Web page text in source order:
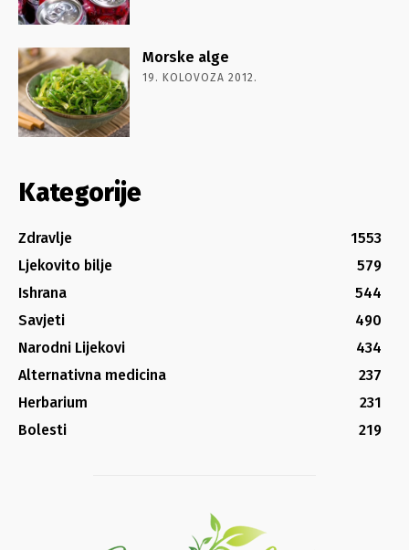
Morske alge
19. KOLOVOZA 2012.
Kategorije
Zdravlje
1553
Ljekovito bilje
579
Ishrana
544
Savjeti
490
Narodni Lijekovi
434
Alternativna medicina
237
Herbarium
231
Bolesti
219